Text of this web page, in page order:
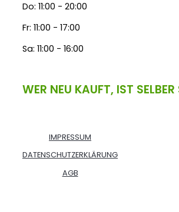
Do: 11:00 - 20:00
Fr: 11:00 - 17:00
Sa: 11:00 - 16:00
WER NEU KAUFT, IST
IMPRESSUM
DATENSCHUTZERKLÄRUNG
AGB